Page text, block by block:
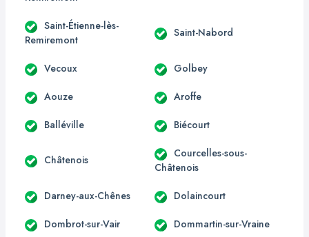
Saint-Étienne-lès-
Remiremont
Saint-Nabord
Vecoux Golbey
Aouze Aroffe
Balléville Biécourt
Châtenois
Courcelles-sous-
Châtenois
Darney-aux-Chênes Dolaincourt
Dombrot-sur-Vair Dommartin-sur-Vraine